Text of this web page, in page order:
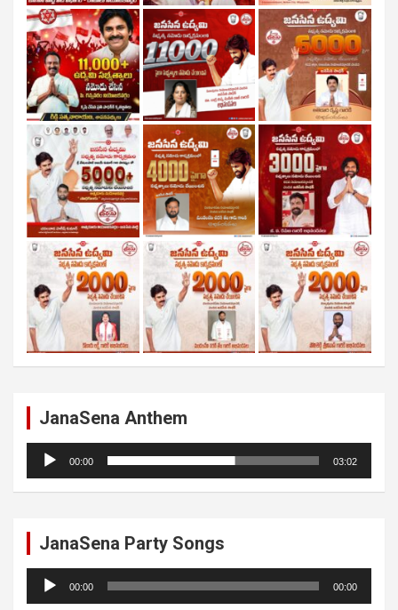
JanaSena Anthem
Audio
Player
00:00 03:02
JanaSena Party Songs
Audio
Player
00:00 00:00